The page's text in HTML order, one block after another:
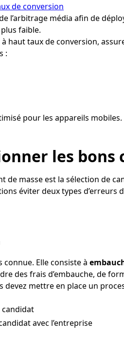
de conversion
l’arbitrage média afin de
faible.
haut taux de conversion,
:
pour les appareils
les bons
de masse est la sélection de
éviter deux types d’erreurs
connue. Elle consiste à
des frais d’embauche, de
devez mettre en place un
candidat
avec l’entreprise